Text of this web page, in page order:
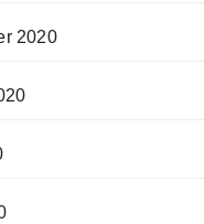
2020